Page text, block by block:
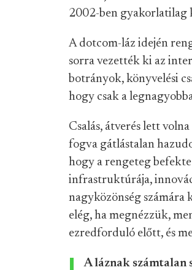
2002-ben gyakorlatilag
A dotcom-láz idején
sorra vezették ki az
botrányok, könyvelési
hogy csak a
Csalás, átverés lett
fogva gátlástalan
hogy a rengeteg
infrastruktúrája,
nagyközönség számára
elég, ha megnézzük,
ezredforduló előtt, és
A láznak számtalan